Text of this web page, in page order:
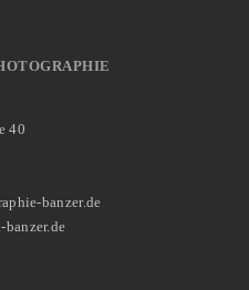
40
banzer.de
banzer.de